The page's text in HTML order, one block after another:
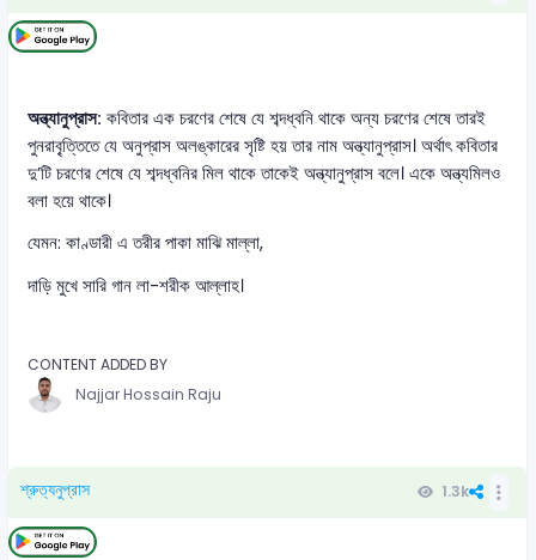
অন্ত্যানুপ্রাস:কবিতার এক চরণের শেষে যে শব্দধ্বনি থাকে অন্য চরণের শেষে তারই
পুনরাবৃ্ত্তিতে যে অনুপ্রাস অলঙ্কারের সৃষ্টি হয় তার নাম অন্ত্যানুপ্রাস। অর্থাৎ কবিতার
দু’টি চরণের শেষে যে শব্দধ্বনির মিল থাকে তাকেই অন্ত্যানুপ্রাস বলে। একে অন্ত্যমিলও
বলা হয়ে থাকে।
যেমন: কাণ্ডারী এ তরীর পাকা মাঝি মাল্লা,
দাড়ি মুখে সারি গান লা-শরীক আল্লাহ।
CONTENT ADDED BY
Najjar Hossain Raju
শ্রুত্যনুপ্রাস 1.3k